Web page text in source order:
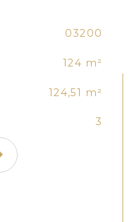
03200
124 m²
124,51 m²
3
annuels